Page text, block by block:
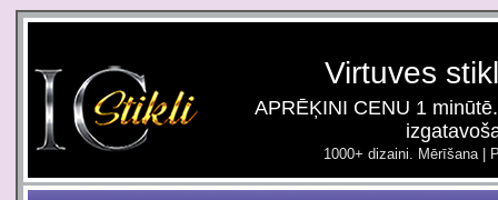
Virtuves
APRĒĶINI CENU 1
1000+ dizaini. Mērīšana |